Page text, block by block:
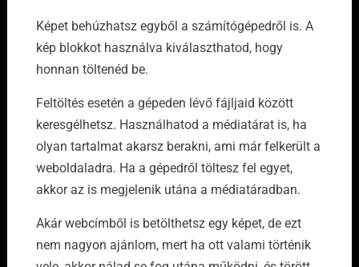
Képet behúzhatsz egyből a számítógépedről is. A
kép blokkot használva kiválaszthatod, hogy
honnan töltenéd be.
Feltöltés esetén a gépeden lévő fájljaid között
keresgélhetsz. Használhatod a médiatárat is, ha
olyan tartalmat akarsz berakni, ami már felkerült a
weboldaladra. Ha a gépedről töltesz fel egyet,
akkor az is megjelenik utána a médiatáradban.
Akár webcímből is betölthetsz egy képet, de ezt
nem nagyon ajánlom, mert ha ott valami történik